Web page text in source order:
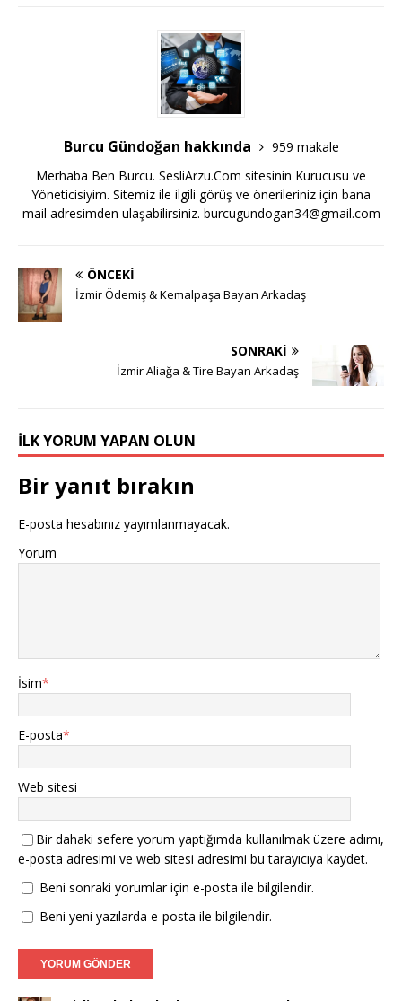
Burcu Gündoğan hakkında
959 makale
Merhaba Ben Burcu. SesliArzu.Com sitesinin Kurucusu ve
Yöneticisiyim. Sitemiz ile ilgili görüş ve önerileriniz için bana
mail adresimden ulaşabilirsiniz. burcugundogan34@gmail.com
ÖNCEKI
İzmir Ödemiş & Kemalpaşa Bayan Arkadaş
SONRAKI
İzmir Aliağa & Tire Bayan Arkadaş
İLK YORUM YAPAN OLUN
Bir yanıt bırakın
E-posta hesabınız yayımlanmayacak.
Yorum
İsim*
E-posta*
Web sitesi
Bir dahaki sefere yorum yaptığımda kullanılmak üzere adımı,
e-posta adresimi ve web sitesi adresimi bu tarayıcıya kaydet.
Beni sonraki yorumlar için e-posta ile bilgilendir.
Beni yeni yazılarda e-posta ile bilgilendir.